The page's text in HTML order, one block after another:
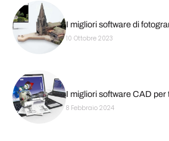
I migliori software di
10 Ottobre 2023
I migliori software CAD per
8 Febbraio 2024